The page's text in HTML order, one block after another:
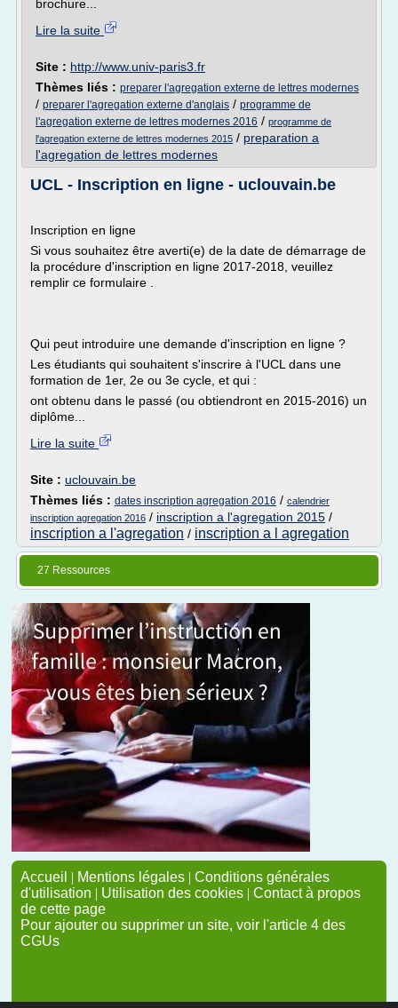
brochure...
Lire la suite
Site : http://www.univ-paris3.fr
Thèmes liés : preparer l'agregation externe de lettres modernes
/ preparer l'agregation externe d'anglais / programme de
l'agregation externe de lettres modernes 2016 / programme de
l'agregation externe de lettres modernes 2015 / preparation a
l'agregation de lettres modernes
UCL - Inscription en ligne - uclouvain.be
Inscription en ligne
Si vous souhaitez être averti(e) de la date de démarrage de
la procédure d'inscription en ligne 2017-2018, veuillez
remplir ce formulaire .
Qui peut introduire une demande d'inscription en ligne ?
Les étudiants qui souhaitent s'inscrire à l'UCL dans une
formation de 1er, 2e ou 3e cycle, et qui :
ont obtenu dans le passé (ou obtiendront en 2015-2016) un
diplôme...
Lire la suite
Site : uclouvain.be
Thèmes liés : dates inscription agregation 2016 / calendrier
inscription agregation 2016 / inscription a l'agregation 2015 /
inscription a l'agregation / inscription a l agregation
27 Ressources
Accueil | Mentions légales | Conditions générales
d'utilisation | Utilisation des cookies | Contact à propos
de cette page
Pour ajouter ou supprimer un site, voir l'article 4 des
CGUs